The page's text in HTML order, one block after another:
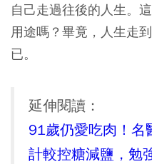
自己走過往後的人生。
用途嗎？畢竟，人生走
已。
延伸閱讀：
91歲仍愛吃肉！名
計較控糖減鹽，勉